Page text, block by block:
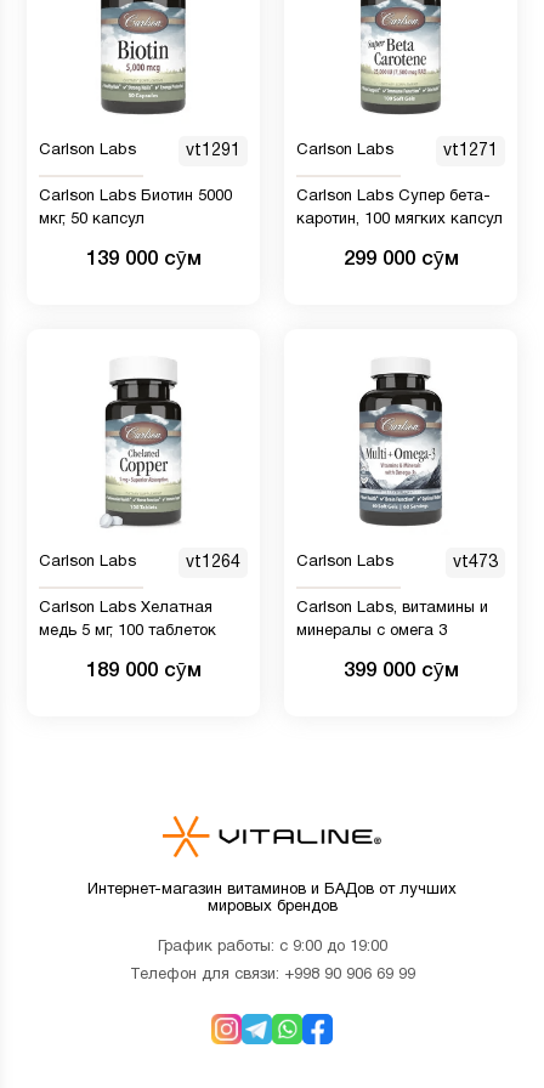
Carlson Labs vt1291
Carlson Labs Биотин 5000
мкг, 50 капсул
139 000 сӯм
Carlson Labs vt1271
Carlson Labs Супер бета-
каротин, 100 мягких капсул
299 000 сӯм
Carlson Labs vt1264
Carlson Labs Хелатная
медь 5 мг, 100 таблеток
189 000 сӯм
Carlson Labs vt473
Carlson Labs, витамины и
минералы с омега 3
399 000 сӯм
Интернет-магазин витаминов и БАДов от лучших
мировых брендов
График работы: с 9:00 до 19:00
Телефон для связи: +998 90 906 69 99